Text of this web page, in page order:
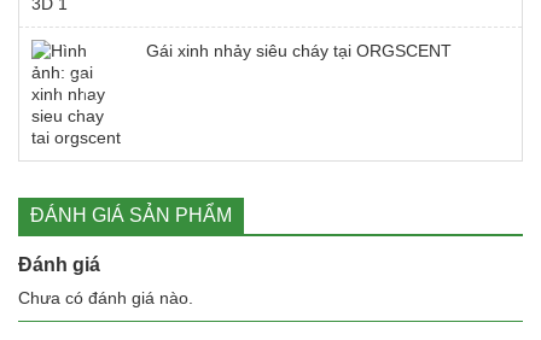
Gái xinh nhảy siêu cháy tại ORGSCENT
ĐÁNH GIÁ SẢN PHẨM
Đánh giá
Chưa có đánh giá nào.